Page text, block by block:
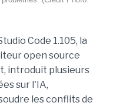
Code 1.105, la
open source
introduit plusieurs
sur l'IA,
les conflits de